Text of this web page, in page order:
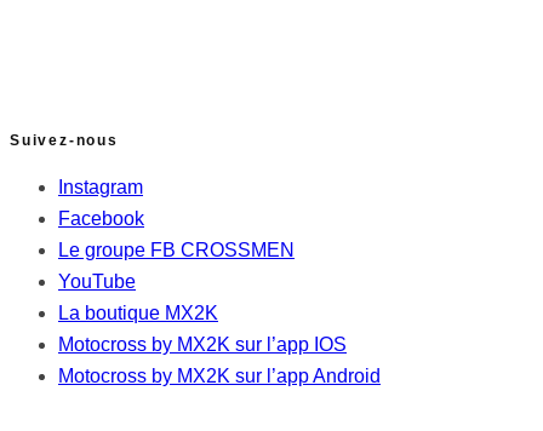
Suivez-nous
Instagram
Facebook
Le groupe FB CROSSMEN
YouTube
La boutique MX2K
Motocross by MX2K sur l’app IOS
Motocross by MX2K sur l’app Android